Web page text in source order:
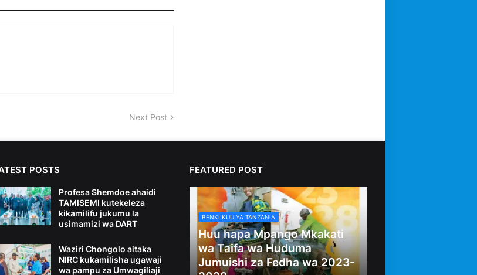
Next Post
POSTS
Profesa Shemdoe ahaidi
TAMISEMI kutekeleza
kikamilifu jukumu la
usimamizi wa DART
Waziri Chongolo aitaka
NIRC kukamilisha ugawaji
wa pampu za Umwagiliaji
FEATURED POST
BENKI KUU YA TANZANIA
Huu hapa Mpango Mkakati
wa Taifa wa Huduma
Jumuishi za Fedha wa 2023-